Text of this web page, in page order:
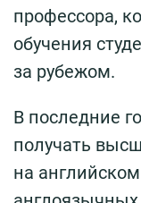
профессора,
обучения
за рубежом.
В последние
получать
на